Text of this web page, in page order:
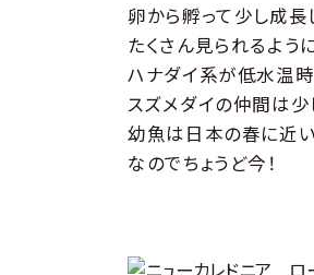
卵から孵って少し成
たくさん見られるよう
ハナダイ系が低水温
スズメダイの仲間は少
幼魚は日本の春に近
なのでちょうど今！